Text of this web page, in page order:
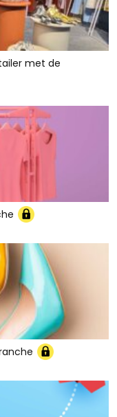
met de